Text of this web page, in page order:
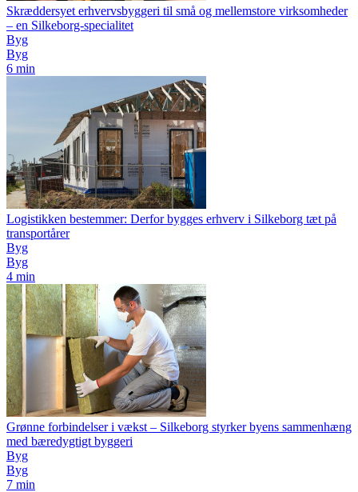
Skræddersyet erhvervsbyggeri til små og mellemstore virksomheder
– en Silkeborg-specialitet
Byg
Byg
6 min
Logistikken bestemmer: Derfor bygges erhverv i Silkeborg tæt på
transportårer
Byg
Byg
4 min
Grønne forbindelser i vækst – Silkeborg styrker byens sammenhæng
med bæredygtigt byggeri
Byg
Byg
7 min